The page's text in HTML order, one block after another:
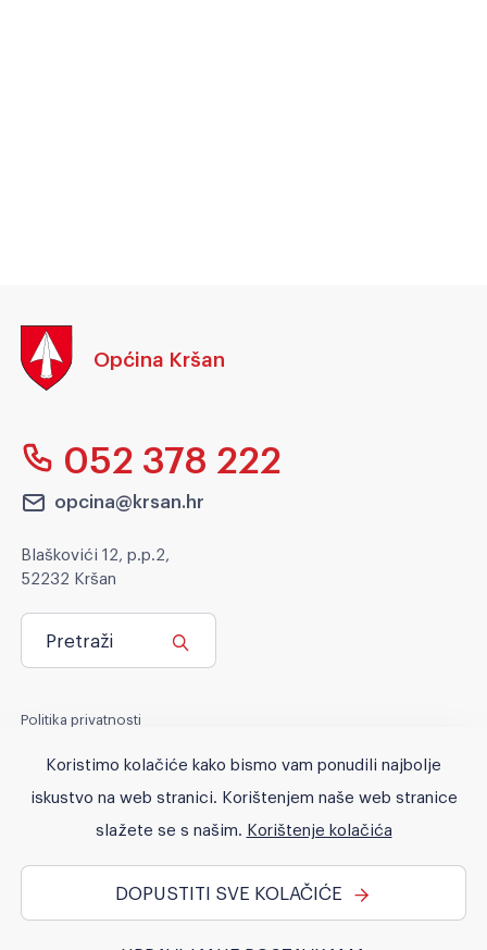
Općina Kršan
052 378 222
opcina@krsan.hr
Blaškovići 12, p.p.2,
52232 Kršan
Pretraži
© 2026 Općina Kršan. All rights reserved. No part of this site may
Politika privatnosti
Koristimo kolačiće kako bismo vam ponudili najbolje
iskustvo na web stranici. Korištenjem naše web stranice
slažete se s našim. Korištenje kolačića
DOPUSTITI SVE KOLAČIĆE